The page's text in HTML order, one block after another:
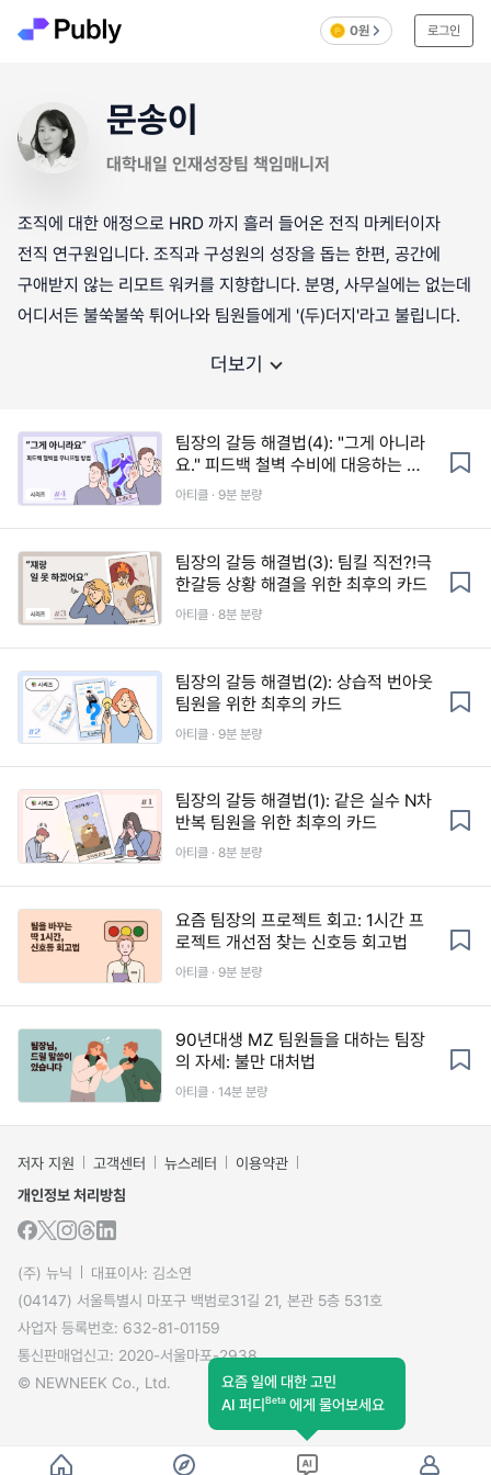
0원 로그인
문송이
대학내일 인재성장팀 책임매니저
조직에 대한 애정으로 HRD 까지 흘러 들어온 전직 마케터이자
전직 연구원입니다. 조직과 구성원의 성장을 돕는 한편, 공간에
구애받지 않는 리모트 워커를 지향합니다. 분명, 사무실에는 없는데
어디서든 불쑥불쑥 튀어나와 팀원들에게 '(두)더지'라고 불립니다.
더보기
팀장의 갈등 해결법(4): "그게 아니라
요." 피드백 철벽 수비에 대응하는 최
후의 카드
아티클 · 9분 분량
팀장의 갈등 해결법(3): 팀킬 직전?!극
한갈등 상황 해결을 위한 최후의 카드
아티클 · 8분 분량
팀장의 갈등 해결법(2): 상습적 번아웃
팀원을 위한 최후의 카드
아티클 · 9분 분량
팀장의 갈등 해결법(1): 같은 실수 N차
반복 팀원을 위한 최후의 카드
아티클 · 8분 분량
요즘 팀장의 프로젝트 회고: 1시간 프
로젝트 개선점 찾는 신호등 회고법
아티클 · 9분 분량
90년대생 MZ 팀원들을 대하는 팀장
의 자세: 불만 대처법
아티클 · 14분 분량
저자 지원 고객센터 뉴스레터
이용약관
개인정보 처리방침
(주) 뉴닉
대표이사: 김소연
(04147) 서울특별시 마포구 백범로31길 21, 본관 5층 531호
사업자 등록번호: 632-81-01159
통신판매업신고: 2020-서울마포-2938
© NEWNEEK Co., Ltd.
요즘 일에 대한 고민
AI 퍼디Beta 에게 물어보세요